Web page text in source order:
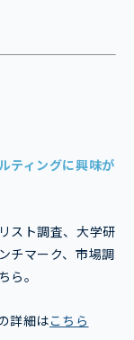
ティングに興味が
スト調査、大学研
チマーク、市場調
ら。
詳細はこちら